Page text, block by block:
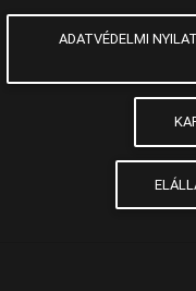
ADATVÉDELMI